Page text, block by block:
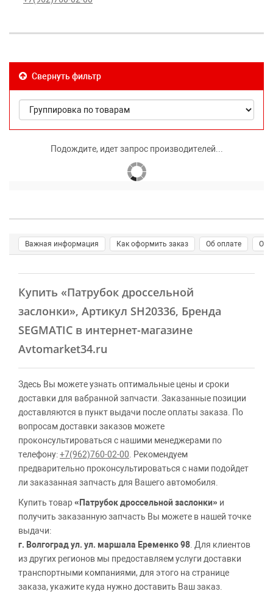
Свернуть фильтр
Подождите, идет запрос производителей...
Важная информация Как оформить заказ Об оплате О
Купить «Патрубок дроссельной
заслонки», Артикул SH20336, Бренда
SEGMATIC в интернет-магазине
Avtomarket34.ru
Здесь Вы можете узнать оптимальные цены и сроки
доставки для вабранной запчасти. Заказанные позиции
доставляются в пункт выдачи после оплаты заказа. По
вопросам доставки заказов можете
проконсультироваться с нашими менеджерами по
телефону:+7(962)760-02-00 . Рекомендуем
предварительно проконсультироваться с нами подойдет
ли заказанная запчасть для Вашего автомобиля.
Купить товар«Патрубок дроссельной заслонки» и
получить заказанную запчасть Вы можете в нашей точке
выдачи:
г. Волгоград ул. ул. маршала Еременко 98 . Для клиентов
из других регионов мы предоставляем услуги доставки
транспортными компаниями, для этого на странице
заказа, укажите куда нужно доставить Ваш заказ.